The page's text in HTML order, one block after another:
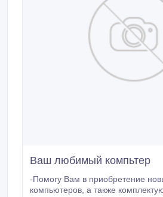
Ваш любимый компьтер
-Помогу Вам в приобретение
компьютеров, а также комплектующих с